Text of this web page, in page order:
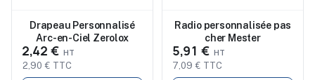
Drapeau Personnalisé
Arc-en-Ciel Zerolox
2,42 €
2,90 € TTC
Radio personnalisée pas
cher Mester
5,91 €
7,09 € TTC